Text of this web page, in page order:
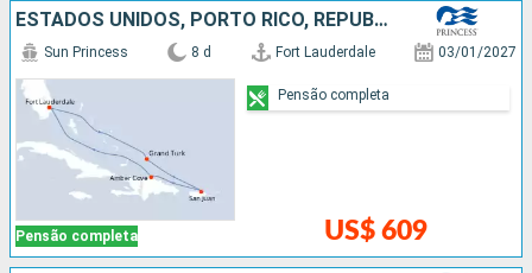
ESTADOS UNIDOS, PORTO RICO, REPUBLICA DOMINICANA
Pensão completa
Sun Princess 8 d Fort Lauderdale 03/01/2027
US$ 609
Pensão completa